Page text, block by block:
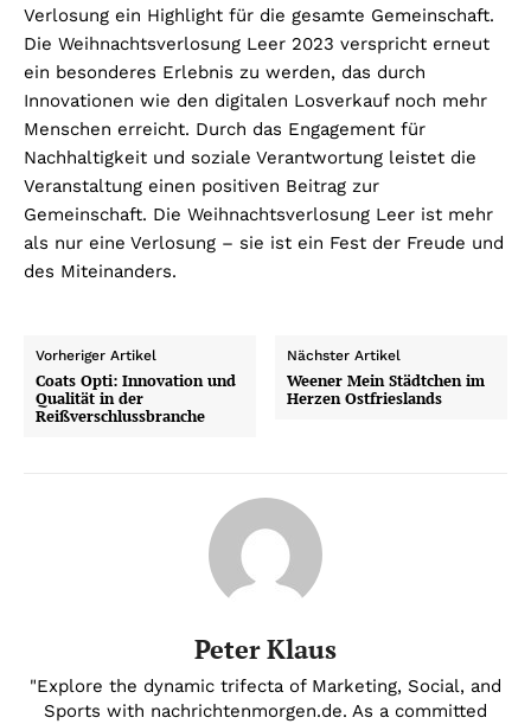
Verlosung ein Highlight für die gesamte Gemeinschaft.
Die Weihnachtsverlosung Leer 2023 verspricht erneut
ein besonderes Erlebnis zu werden, das durch
Innovationen wie den digitalen Losverkauf noch mehr
Menschen erreicht. Durch das Engagement für
Nachhaltigkeit und soziale Verantwortung leistet die
Veranstaltung einen positiven Beitrag zur
Gemeinschaft. Die Weihnachtsverlosung Leer ist mehr
als nur eine Verlosung – sie ist ein Fest der Freude und
des Miteinanders.
Vorheriger Artikel
Coats Opti: Innovation und
Qualität in der
Reißverschlussbranche
Nächster Artikel
Weener Mein Städtchen im
Herzen Ostfrieslands
Peter Klaus
"Explore the dynamic trifecta of Marketing, Social, and
Sports with nachrichtenmorgen.de. As a committed